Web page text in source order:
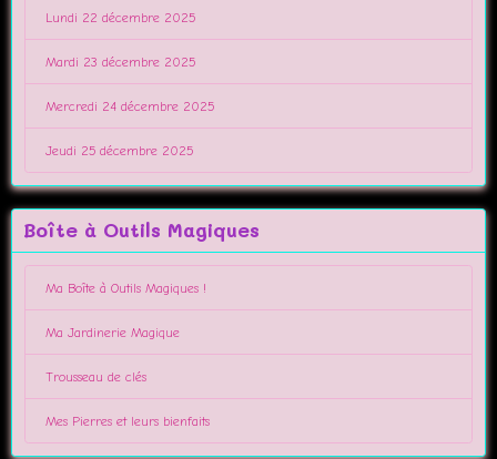
Lundi 22 décembre 2025
Mardi 23 décembre 2025
Mercredi 24 décembre 2025
Jeudi 25 décembre 2025
Boîte à Outils Magiques
Ma Boîte à Outils Magiques !
Ma Jardinerie Magique
Trousseau de clés
Mes Pierres et leurs bienfaits